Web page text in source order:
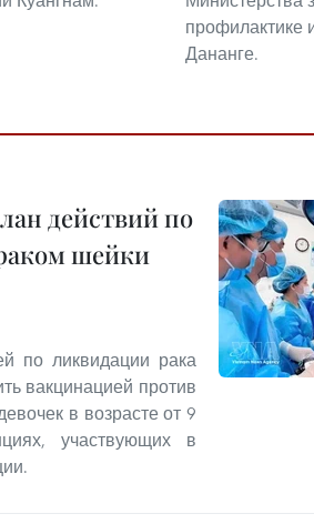
профилактике
Дананге.
действий по
шейки
по ликвидации рака
вакцинацией против
в возрасте от 9
участвующих в